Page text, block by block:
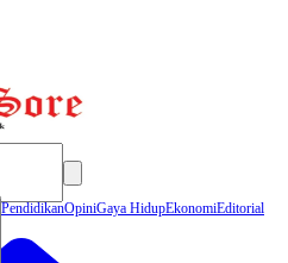
PendidikanOpiniGaya HidupEkonomiEditorial